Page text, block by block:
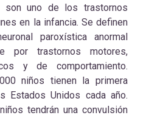
son uno de los trastornos
en la infancia. Se definen
paroxística anormal
por trastornos motores,
y de comportamiento.
niños tienen la primera
Estados Unidos cada año.
tendrán una convulsión